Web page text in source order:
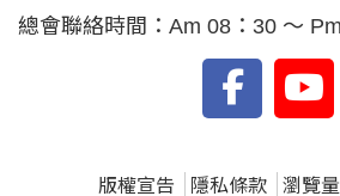
總會聯絡時間：Am 08：30 ～
版權宣告 隱私條款 瀏覽